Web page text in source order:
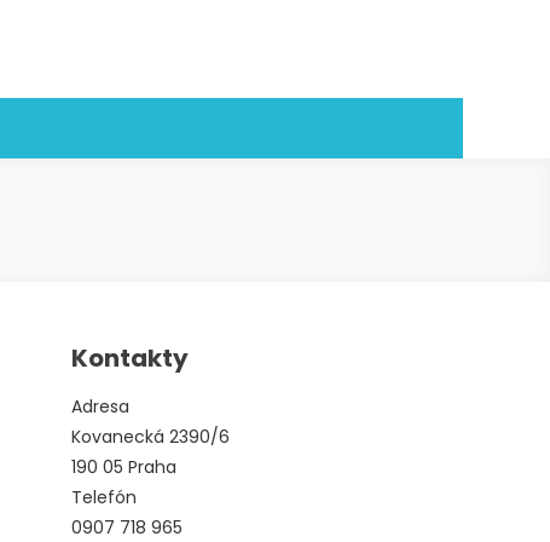
Kontakty
Adresa
Kovanecká 2390/6
190 05 Praha
Telefón
0907 718 965